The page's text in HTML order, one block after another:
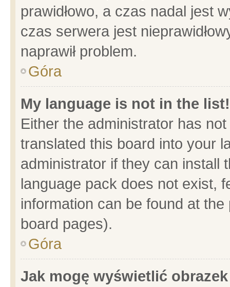
prawidłowo, a czas nadal jest
czas serwera jest
naprawił problem.
Góra
My language is not in the list!
Either the administrator has
translated this board into your
administrator if they can install
language pack does not exist,
information can be found at
board pages).
Góra
Jak mogę wyświetlić